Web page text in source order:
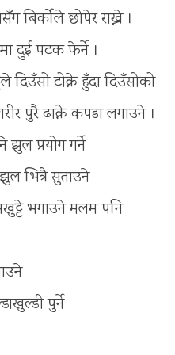
बिर्कोले छोपेर राख्ने ।
दुई पटक फेर्ने ।
दिउँसो टोक्ने हुँदा दिउँसोको
पुरै ढाक्ने कपडा लगाउने ।
झुल प्रयोग गर्ने
भित्रै सुताउने
भगाउने मलम पनि
पुर्ने